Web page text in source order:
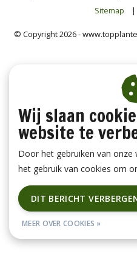
Sitemap
|
© Copyright 2026 -
Wij slaan
website te
Door het gebruiken van
het gebruik van cookies om
DIT BERICHT
MEER OVER COOKIES »